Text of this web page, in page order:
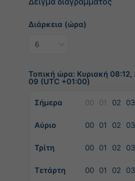
Διάρκεια (ώρα)
Τοπική ώρα: Κυριακή
09 (UTC +01:00)
Σήμερα 00 01 02 03
Αύριο 00 01 02 03
Τρίτη 00 01 02 03
Τετάρτη 00 01 02 03